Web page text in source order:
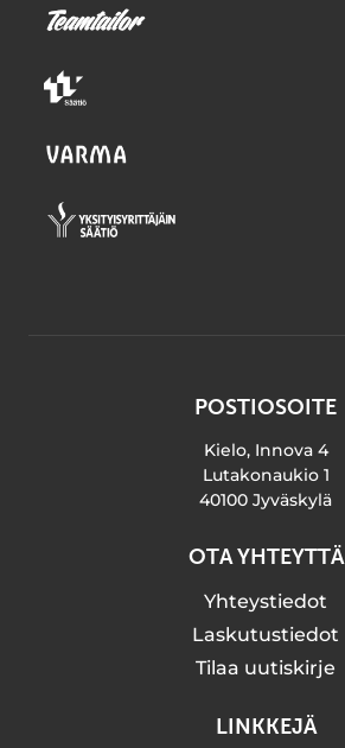
POSTIOSOITE
Kielo, Innova 4
Lutakonaukio 1
40100 Jyväskylä
OTA YHTEYTTÄ
Yhteystiedot
Laskutustiedot
Tilaa uutiskirje
LINKKEJÄ